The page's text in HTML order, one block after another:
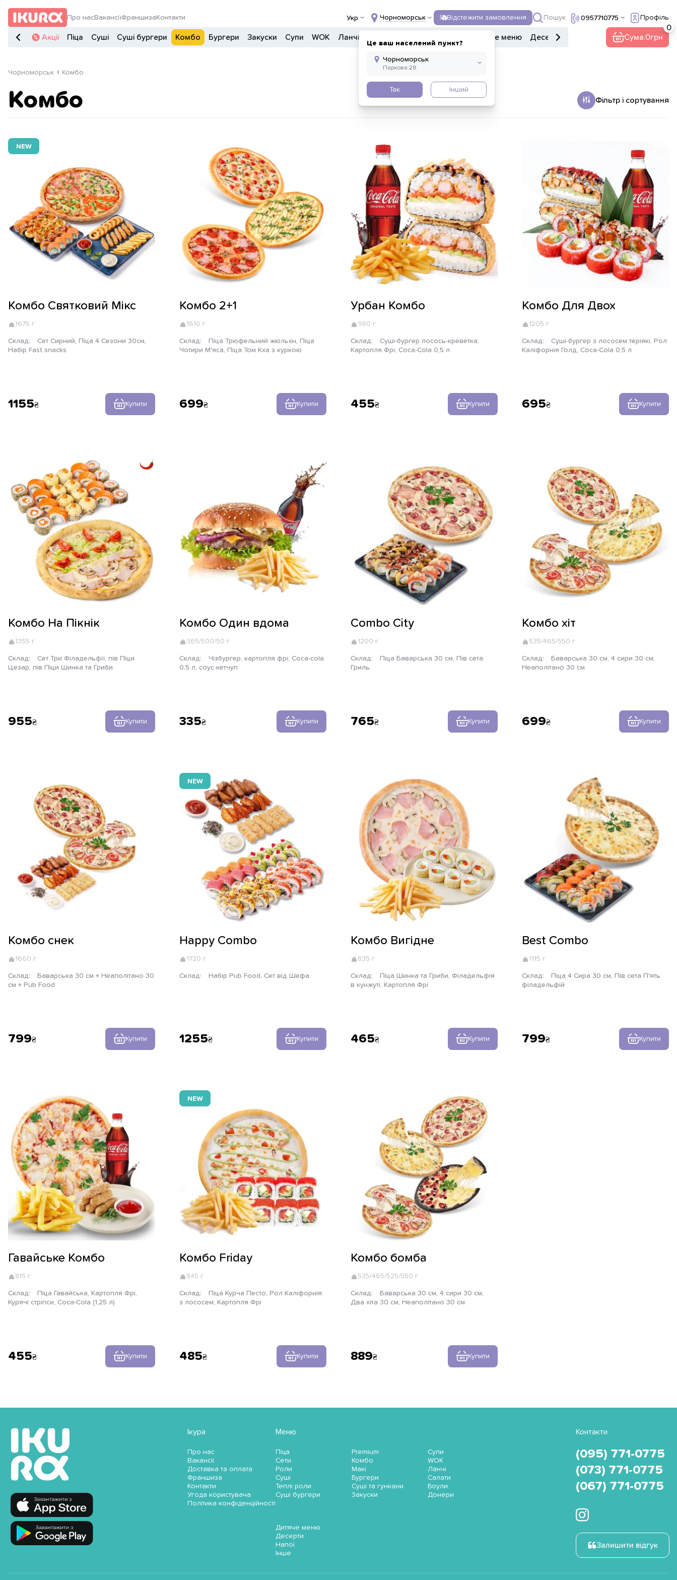
Про насВакансіїФраншиза Контакти Укр Чорноморськ
Це ваш населений пункт?
Так Інший
Відстежити замовлення Пошук 0957710775 Профіль
Акції Піца Суші Суші бургери Комбо Бургери Закуски Супи WOK Ланчі Дитяче меню Десерти Інше Сума:0
Чорноморськ Комбо
Комбо Фільтр і сортування
NEW
Комбо Святковий Мікс
1675 г
Склад:
Набір Fast snacks
1155 Купити
Комбо 2+1
1610 г
Склад:
Чотири М'яса, Піца Том Кха з куркою
699 Купити
Урбан Комбо
980 г
Склад:
Картопля Фрі, Coca-Cola 0,5 л
455 Купити
Комбо Для Двох
1205 г
Склад:
Каліфорнія Голд, Coca-Cola 0,5 л
695 Купити
Комбо На Пікнік
1355 г
Склад:
Цезар, пів Піци Шинка та Гриби
955 Купити
Комбо Один вдома
365/500/50 г
Склад:
0.5 л, соус кетчуп
335 Купити
Combo City
1200 г
Склад:
Гриль
765 Купити
Комбо хіт
535/465/550 г
Склад:
Неаполітано 30 см
699 Купити
Комбо снек
1660 г
Склад:
см + Pub Food
799 Купити
NEW
Happy Combo
1720 г
Склад: Набір Pub Food, Сет від Шефа
1255 Купити
Комбо Вигідне
835 г
Склад:
в кунжуті, Картопля Фрі
465 Купити
Best Combo
1115 г
Склад:
філадельфій
799 Купити
Гавайське Комбо
815 г
Склад:
Курячі стріпси, Coca-Cola (1,25 л)
455 Купити
NEW
Комбо Friday
845 г
Склад:
з лососем, Картопля Фрі
485 Купити
Комбо бомба
535/465/525/550 г
Склад:
Два хіта 30 см, Неаполітано 30 см
889 Купити
Ікура
Про нас
Вакансії
Доставка та оплата
Франшиза
Контакти
Угода користувача
Політика конфіденційності
Меню
Піца
Сети
Роли
Суші
Теплі роли
Суші бургери
Premium
Комбо
Макі
Бургери
Суші та гункани
Закуски
Супи
WOK
Ланчі
Салати
Боули
Донери
Дитяче меню
Десерти
Напої
Інше
Контакти
(095) 771-0775
(073) 771-0775
(067) 771-0775
Залишити відгук